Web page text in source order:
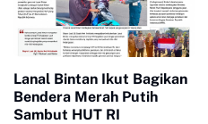
Lanal Bintan Ikut Bagikan
Bendera Merah Putih
Sambut HUT RI